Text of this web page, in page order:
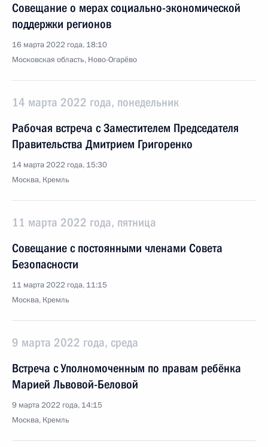
Совещание о мерах социально-экономической
поддержки регионов
16 марта 2022 года, 18:10
Московская область, Ново-Огарёво
14 марта 2022 года, понедельник
Рабочая встреча с Заместителем Председателя
Правительства Дмитрием Григоренко
14 марта 2022 года, 15:30
Москва, Кремль
11 марта 2022 года, пятница
Совещание с постоянными членами Совета
Безопасности
11 марта 2022 года, 11:15
Москва, Кремль
9 марта 2022 года, среда
Встреча с Уполномоченным по правам ребёнка
Марией Львовой-Беловой
9 марта 2022 года, 14:15
Москва, Кремль